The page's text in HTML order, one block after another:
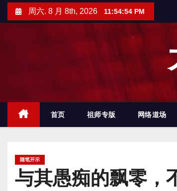
周六. 8 月 8th, 2026 11:54:55 PM
首页 祖师专版 网络道场
随笔开示
与其愚痴的飘零，